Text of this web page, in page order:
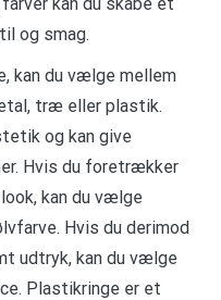
og smag.
kan du vælge mellem
træ eller plastik.
og kan give
Hvis du foretrækker
kan du vælge
Hvis du derimod
udtryk, kan du vælge
Plastikringe er et